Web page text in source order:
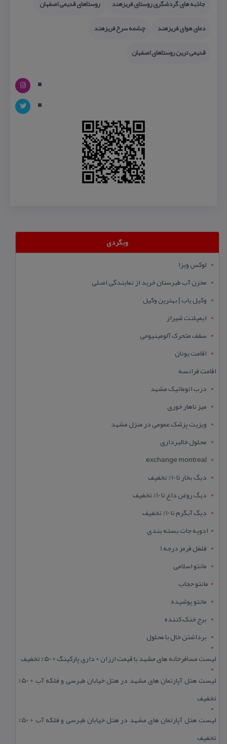
جاذبه های گردشگری روستای فریزهند
روستاهای قدیمی اصفهان
دمای هوای فریزهند
چشمه سرخ فریزهند
قدیمی ترین روستاهای اصفهان
وبگردی
لوکس ویزا
مخزن آب طبرستان خرید از نمایندگی اصلی
وکیل یاب | بهترین وکیل
ایمپلنت شیراز
سقف متحرک آلومینیومی
اقامت یونان
اقامت فرانسه
درب اتوماتیک مشهد
میز ناهار خوری
ویزیت پزشک عمومی در منزل مشهد
محلول خالبرداری
exchange montreal
دیگ بخار تا 10% تخفیف
دیگ روغن داغ تا 10% تخفیف
دیگ آبگرم تا 10% تخفیف
ادویه جات بسته بندی
فلفل قرمز درجه 1
مانتو اسلامی
مانتو حجاب
مانتو پوشیده
برج خنک کننده
برداشتن خال با محلول
لیست مسافرخانه های مشهد با قیمت ارزان + داری پارکینگ + 50% تخفیف
لیست هتل آپارتمان های مشهد در هتل خیابان طبرسی و فلکه آب + 50%
تخفیف
لیست هتل آپارتمان های مشهد در هتل خیابان طبرسی و فلکه آب + 50%
تخفیف